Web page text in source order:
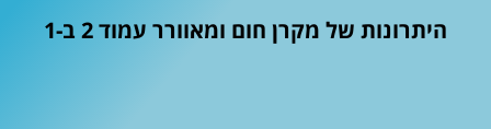
היתרונות של מקרן חום ומאוורר עמוד 2 ב-1